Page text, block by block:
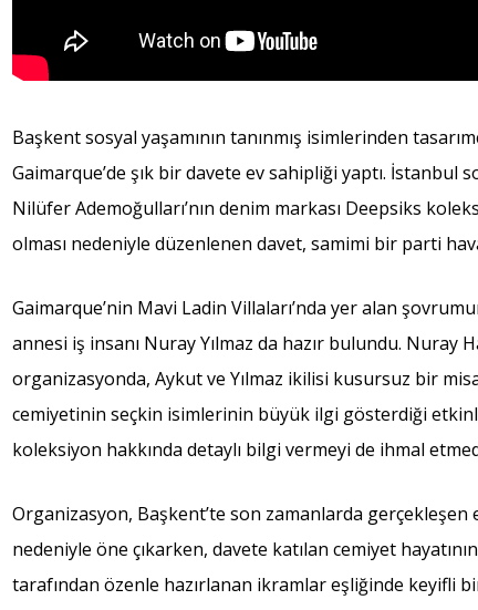
Başkent sosyal yaşamının tanınmış isimlerinden
Gaimarque’de şık bir davete ev sahipliği yaptı. İstanbul
Nilüfer Ademoğulları’nın denim markası Deepsiks
olması nedeniyle düzenlenen davet, samimi bir parti
Gaimarque’nin Mavi Ladin Villaları’nda yer alan
annesi iş insanı Nuray Yılmaz da hazır bulundu. Nuray
organizasyonda, Aykut ve Yılmaz ikilisi kusursuz bir
cemiyetinin seçkin isimlerinin büyük ilgi gösterdiği
koleksiyon hakkında detaylı bilgi vermeyi de ihmal
Organizasyon, Başkent’te son zamanlarda gerçekleşen
nedeniyle öne çıkarken, davete katılan cemiyet
tarafından özenle hazırlanan ikramlar eşliğinde keyifli